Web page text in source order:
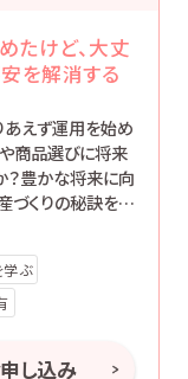
たけど、大丈
を解消する
あえず運用を始め
商品選びに将来
？豊かな将来に向
づくりの秘訣を一
となることを願
学ぶ
し込み